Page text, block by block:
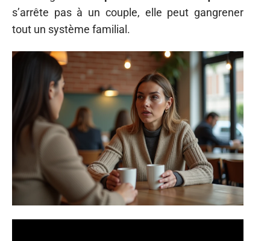
s’arrête pas à un couple, elle peut gangrener
tout un système familial.